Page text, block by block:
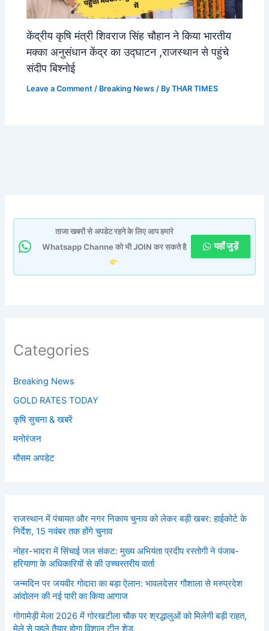
केंद्रीय कृषि मंत्री शिवराज सिंह चौहान ने किया भारतीय
मक्का अनुसंधान केंद्र का उद्घाटन ,राजस्थान से पहुंचे
संदीप बिश्नोई
Leave a Comment / Breaking News / ByTHAR TIMES
ताजा खबरों से अपडेट रहने के लिए आप हमारे
Whatsapp Channe को भी JOIN कर सकते है
यहाँ जुड़ें
Categories
Breaking News
GOLD RATES TODAY
कृषि सुचना & खबरें
मनोरंजन
मौसम अपडेट
राजस्थान में पंचायत और नगर निकाय चुनाव को लेकर बड़ी खबर: हाईकोर्ट के
निर्देश, 15 नवंबर तक होंगे चुनाव
नोहर-भादरा में सिंचाई जल संकट: मुख्य अभियंता प्रदीप रस्तोगी ने पंजाब-
हरियाणा के अधिकारियों से की उच्चस्तरीय वार्ता
जन्मदिन पर जयवीर गोदारा का बड़ा ऐलान: भावलदेसर गौशाला से मरुप्रदेश
आंदोलन की नई पारी का किया आगाज
गोगामेड़ी मेला 2026 में गोरखटीला चौक पर श्रद्धालुओं को मिलेगी बड़ी राहत,
मेले से पहले तैयार होगा विशाल टीन शेड